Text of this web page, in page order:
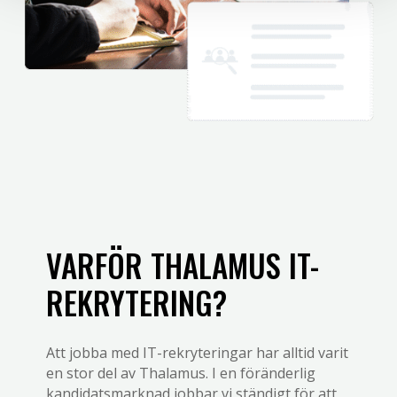
VARFÖR THALAMUS IT-
REKRYTERING?
Att jobba med IT-rekryteringar har alltid varit
en stor del av Thalamus. I en föränderlig